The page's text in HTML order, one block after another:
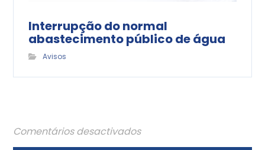
Interrupção do normal
abastecimento público de água
Avisos
Comentários desactivados